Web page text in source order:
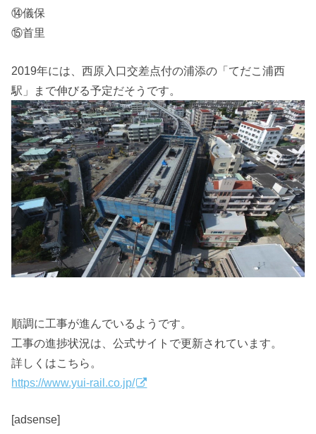
⑭儀保
⑮首里
2019年には、西原入口交差点付の浦添の「てだこ浦西
駅」まで伸びる予定だそうです。
順調に工事が進んでいるようです。
工事の進捗状況は、公式サイトで更新されています。
詳しくはこちら。
https://www.yui-rail.co.jp/
[adsense]